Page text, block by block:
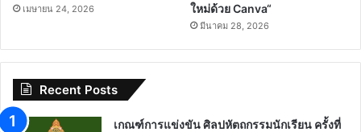
เมษายน 24, 2026
ใหม่ด้วย Canva“
มีนาคม 28, 2026
Recent Posts
เกณฑ์การแข่งขัน ศิลปหัตถกรรมนักเรียน ครั้งที่